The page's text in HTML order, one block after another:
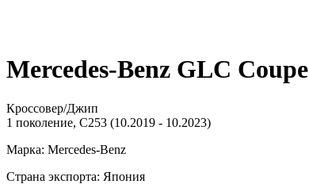
Mercedes-Benz GLC Coupe
Кроссовер/Джип
1 поколение, C253 (10.2019 - 10.2023)
Марка: Mercedes-Benz
Страна экспорта: Япония